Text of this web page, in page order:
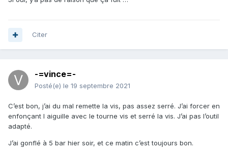
Citer
-=vince=-
Posté(e) le 19 septembre 2021
C’est bon, j’ai du mal remette la vis, pas assez serré. J’ai forcer en
enfonçant l aiguille avec le tourne vis et serré la vis. J’ai pas l’outil
adapté.
J’ai gonflé à 5 bar hier soir, et ce matin c’est toujours bon.